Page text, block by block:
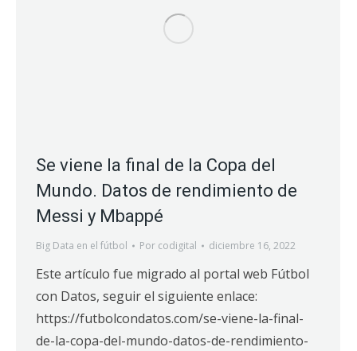
Se viene la final de la Copa del
Mundo. Datos de rendimiento de
Messi y Mbappé
Big Data en el fútbol Por codigital diciembre 16, 2022
Este artículo fue migrado al portal web Fútbol
con Datos, seguir el siguiente enlace:
https://futbolcondatos.com/se-viene-la-final-
de-la-copa-del-mundo-datos-de-rendimiento-